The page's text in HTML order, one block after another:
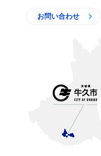
お問い合わせ